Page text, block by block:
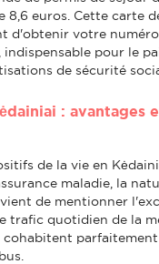
8,6 euros. Cette carte
d'obtenir votre numéro
indispensable pour le
de sécurité
: avantages
de la vie en
maladie, la
de mentionner
trafic quotidien de la
parfaitement